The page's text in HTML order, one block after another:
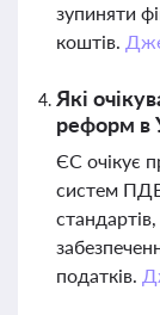
зупиняти
коштів.
Які
реформ в
ЄС очікує
систем ПДВ
податків.